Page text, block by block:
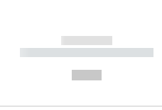
------------
----------- ----------- --------